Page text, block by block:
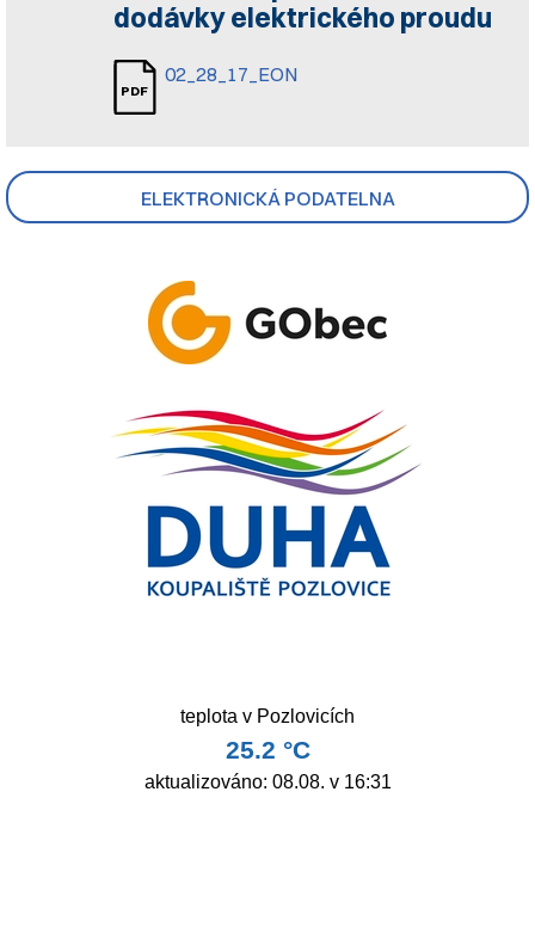
ELEKTRONICKÁ PODATELNA
dodávky elektrického proudu
02_28_17_EON